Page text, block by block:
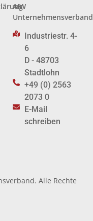
AIW
Unternehmensverband
Industriestr. 4-
6
D - 48703
Stadtlohn
+49 (0) 2563
2073 0
E-Mail
schreiben
Alle Rechte